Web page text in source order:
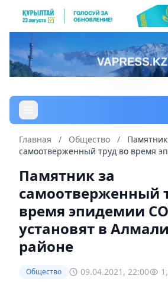
Главная / Общество /
самоотверженный труд во время
Памятник за
самоотверженный
время эпидемии
установят в
районе
Общество 09.04.2021, 22:00